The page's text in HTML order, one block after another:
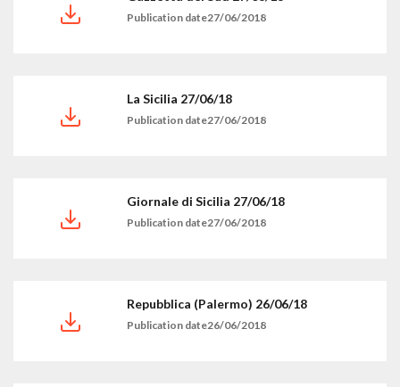
Publication date27/06/2018
La Sicilia 27/06/18
Publication date27/06/2018
Giornale di Sicilia 27/06/18
Publication date27/06/2018
Repubblica (Palermo) 26/06/18
Publication date26/06/2018